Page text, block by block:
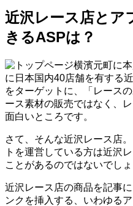
近沢レース店とア
きるASPは？
横濱元町に
に日本国内40店舗を有する
をターゲットに、「レース
ース素材の販売ではなく、
面白いところです。
さて、そんな近沢レース店
トを運営している方は近沢
ことがあるのではないでしょ
近沢レース店の商品を記事
ンクを挿入する、いわゆる